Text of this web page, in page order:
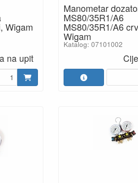
Wigam
na upit
Manometar
MS80/35R1/A6
MS80/35R1/A6
Wigam
Katalog: 07101002